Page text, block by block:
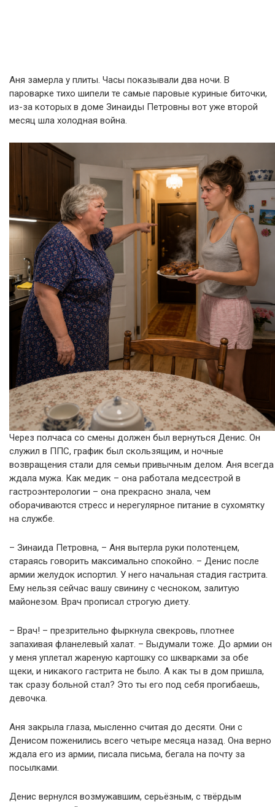
Аня замерла у плиты. Часы показывали два ночи. В
пароварке тихо шипели те самые паровые куриные биточки,
из-за которых в доме Зинаиды Петровны вот уже второй
месяц шла холодная война.
Через полчаса со смены должен был вернуться Денис. Он
служил в ППС, график был скользящим, и ночные
возвращения стали для семьи привычным делом. Аня всегда
ждала мужа. Как медик – она работала медсестрой в
гастроэнтерологии – она прекрасно знала, чем
оборачиваются стресс и нерегулярное питание в сухомятку
на службе.
– Зинаида Петровна, – Аня вытерла руки полотенцем,
стараясь говорить максимально спокойно. – Денис после
армии желудок испортил. У него начальная стадия гастрита.
Ему нельзя сейчас вашу свинину с чесноком, залитую
майонезом. Врач прописал строгую диету.
– Врач! – презрительно фыркнула свекровь, плотнее
запахивая фланелевый халат. – Выдумали тоже. До армии он
у меня уплетал жареную картошку со шкварками за обе
щеки, и никакого гастрита не было. А как ты в дом пришла,
так сразу больной стал? Это ты его под себя прогибаешь,
девочка.
Аня закрыла глаза, мысленно считая до десяти. Они с
Денисом поженились всего четыре месяца назад. Она верно
ждала его из армии, писала письма, бегала на почту за
посылками.
Денис вернулся возмужавшим, серьёзным, с твёрдым